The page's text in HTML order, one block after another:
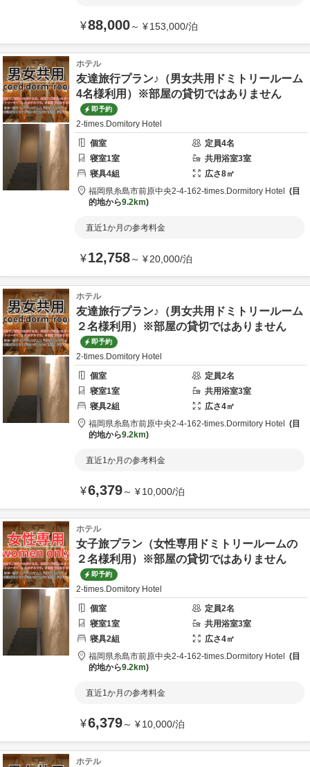
¥88,000～ ¥153,000/泊
ホテル
友達旅行プラン♪（男女共用ドミトリールーム
4名様利用）※部屋の貸切ではありません
即予約
2-times.Domitory Hotel
個室
定員4名
寝室1室 共用浴室3室
寝具4組 広さ8㎡
福岡県糸島市前原中央2-4-162-times.Dormitory Hotel
目
的地から9.2km
直近1か月の参考料金
¥12,758～ ¥20,000/泊
ホテル
友達旅行プラン♪（男女共用ドミトリールーム
２名様利用）※部屋の貸切ではありません
即予約
2-times.Domitory Hotel
個室
定員2名
寝室1室 共用浴室3室
寝具2組 広さ4㎡
福岡県糸島市前原中央2-4-162-times.Dormitory Hotel
目
的地から9.2km
直近1か月の参考料金
¥6,379～ ¥10,000/泊
ホテル
女子旅プラン（女性専用ドミトリールームの
２名様利用）※部屋の貸切ではありません
即予約
2-times.Domitory Hotel
個室
定員2名
寝室1室 共用浴室3室
寝具2組 広さ4㎡
福岡県糸島市前原中央2-4-162-times.Dormitory Hotel
目
的地から9.2km
直近1か月の参考料金
¥6,379～ ¥10,000/泊
ホテル